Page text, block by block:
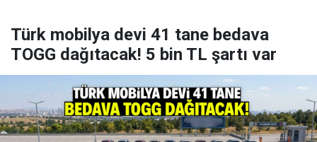
Türk mobilya devi 41 tane bedava
TOGG dağıtacak! 5 bin TL şartı var